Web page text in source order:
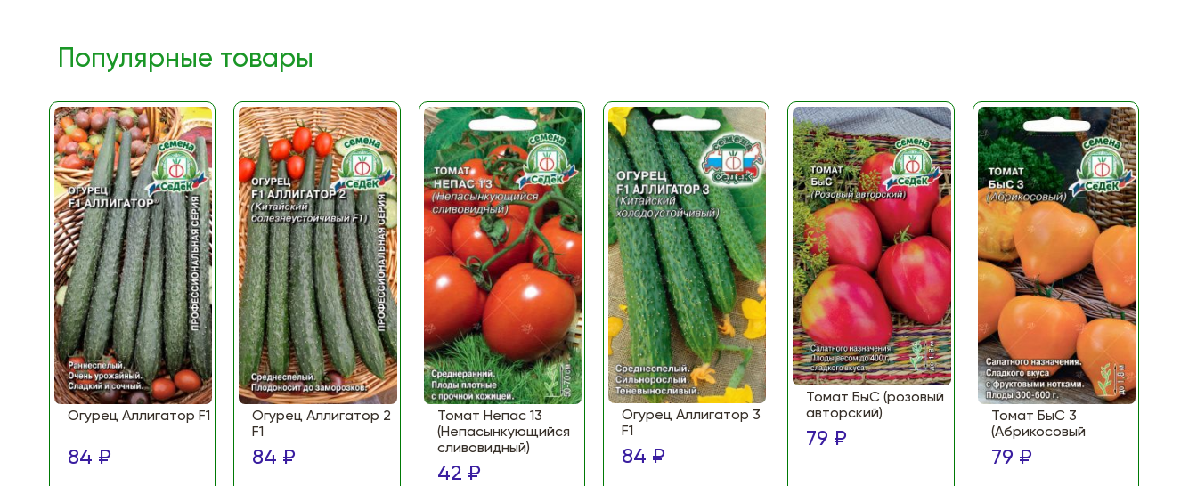
Популярные товары
Огурец Аллигатор F1
84 ₽
Огурец Аллигатор 2
F1
84 ₽
Томат Непас 13
(Непасынкующийся
сливовидный)
42 ₽
Огурец Аллигатор 3
F1
84 ₽
Томат БыС (розовый
авторский)
79 ₽
Томат БыС 3
(Абрикосовый
79 ₽